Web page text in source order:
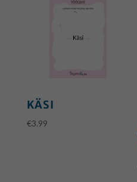
KÄSI
€3.99